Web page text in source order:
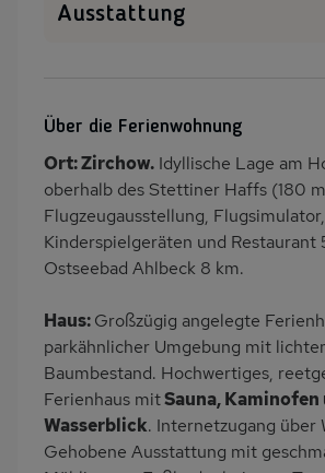
Ausstattung
Heizung
Terrasse
PKW-
Reetdach
Dusche/
Küche
Geschirrspülmaschine
Meerblick/Seeblick
Nichtraucher
verboten
Badewanne/WC
Über die Ferienwohnung
Ort: Zirchow. Idyllische Lage am
oberhalb des Stettiner Haffs (180
Flugzeugausstellung, Flugsimulator,
Kinderspielgeräten und Restaurant
Ostseebad Ahlbeck 8 km.
Haus:Großzügig angelegte
parkähnlicher Umgebung mit
Baumbestand. Hochwertiges,
Ferienhaus mitSauna,
Wasserblick. Internetzugang über
Gehobene Ausstattung mit